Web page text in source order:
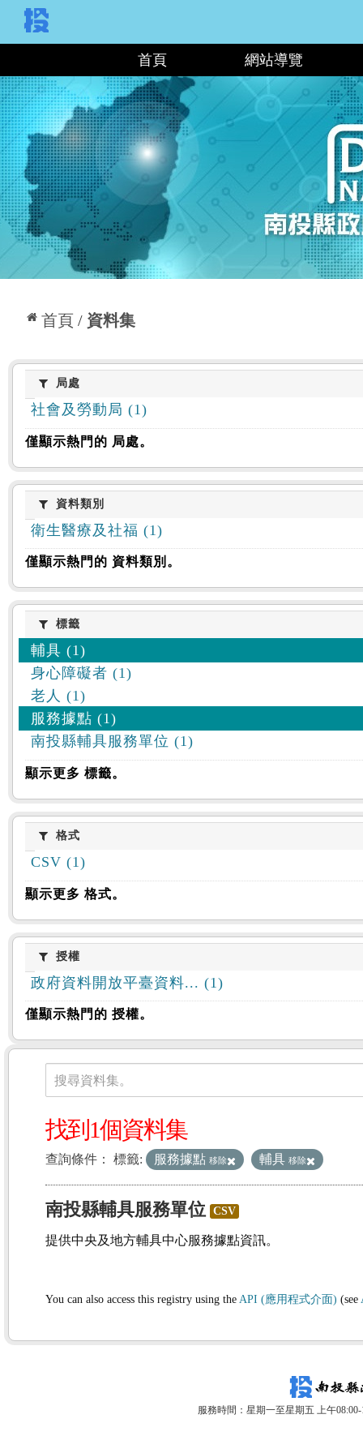
首頁 網站導覽
首頁 資料集
:::
局處局處
社會及勞動局 (1)
僅顯示熱門的 局處。
資料類別
資料類別
衛生醫療及社福 (1)
僅顯示熱門的 資料類別。
標籤標籤
輔具 (1)
身心障礙者 (1)
老人 (1)
服務據點 (1)
南投縣輔具服務單位 (1)
顯示更多 標籤。
格式格式
CSV (1)
顯示更多 格式。
授權授權
政府資料開放平臺資料... (1)
僅顯示熱門的 授權。
資料集
搜尋資料集。
找到1個資料集
查詢條件： 標籤: 服務據點 移除 輔具 移除
南投縣輔具服務單位 CSV
提供中央及地方輔具中心服務據點資訊。
You can also access this registry using the API (應用程式介面) (see
服務時間：星期一至星期五 上午